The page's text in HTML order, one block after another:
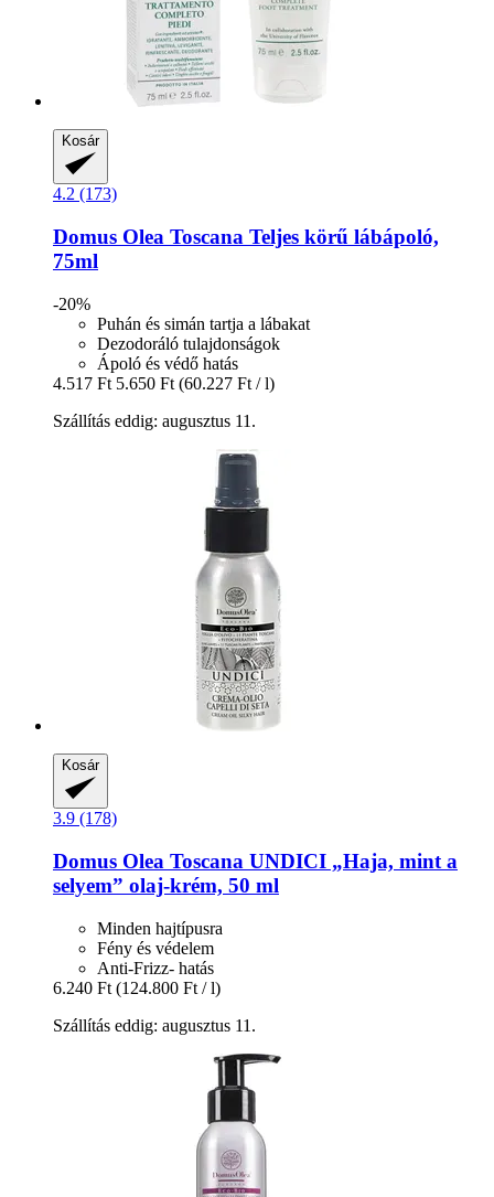
Kosár
4.2 (173)
Domus Olea Toscana Teljes körű lábápoló,
75ml
-20%
Puhán és simán tartja a lábakat
Dezodoráló tulajdonságok
Ápoló és védő hatás
4.517 Ft 5.650 Ft (60.227 Ft / l)
Szállítás eddig: augusztus 11.
Kosár
3.9 (178)
Domus Olea Toscana UNDICI „Haja, mint a
selyem” olaj-​krém, 50 ml
Minden hajtípusra
Fény és védelem
Anti-Frizz- hatás
6.240 Ft (124.800 Ft / l)
Szállítás eddig: augusztus 11.